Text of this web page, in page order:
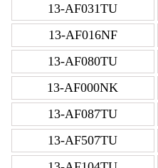
13-AF031TU
13-AF016NF
13-AF080TU
13-AF000NK
13-AF087TU
13-AF507TU